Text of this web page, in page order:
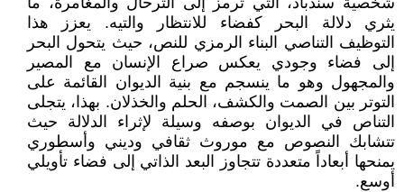
يثري دلالة البحر كفضاء للانتظار والتيه. يعزز هذا
التوظيف التناصي البناء الرمزي للنص، حيث يتحول البحر
إلى فضاء وجودي يعكس صراع الإنسان مع المصير
والمجهول وهو ما ينسجم مع بنية الديوان القائمة على
التوتر بين الصمت والكشف، الحلم والخذلان. بهذا، يتجلى
التناص في الديوان بوصفه وسيلة لإثراء الدلالة حيث
تتشابك النصوص مع موروث ثقافي وديني وأسطوري
يمنحها أبعاداً متعددة تتجاوز البعد الذاتي إلى فضاء تأويلي
أوسع.